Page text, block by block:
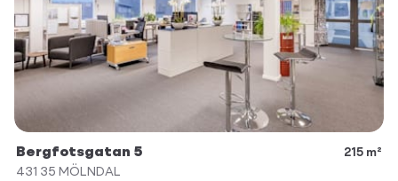
Bergfotsgatan 5
215 m²
431 35 MÖLNDAL